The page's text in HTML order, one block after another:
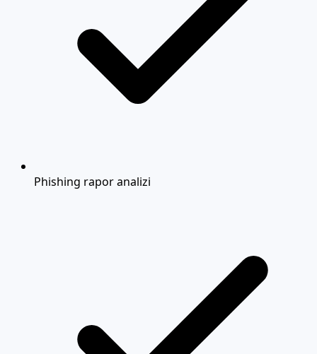
Phishing rapor analizi